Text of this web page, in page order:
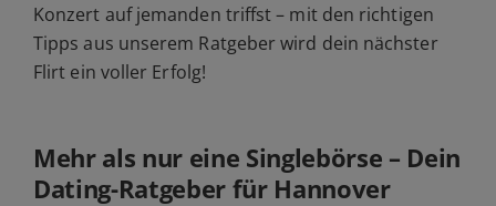
Konzert auf jemanden triffst – mit den richtigen
Tipps aus unserem Ratgeber wird dein nächster
Flirt ein voller Erfolg!
Mehr als nur eine Singlebörse – Dein
Dating-Ratgeber für Hannover